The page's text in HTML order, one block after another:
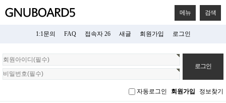
메뉴 검색
1:1문의 FAQ 접속자 26 새글 회원가입 로그인
회
원
로
자동로그인 회원가입 정보찾기